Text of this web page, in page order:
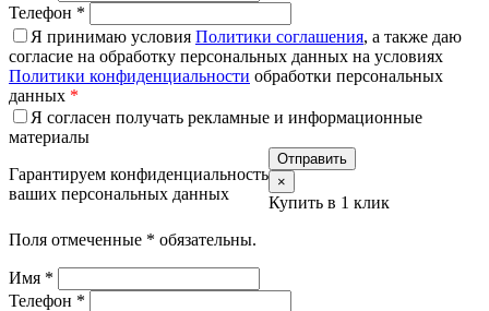
Телефон *
Я принимаю условия Политики соглашения, а также даю
согласие на обработку персональных данных на условиях
Политики конфиденциальности обработки персональных
данных *
Я согласен получать рекламные и информационные
материалы
Гарантируем конфиденциальность
ваших персональных данных
×
Купить в 1 клик
Поля отмеченные * обязательны.
Имя *
Телефон *